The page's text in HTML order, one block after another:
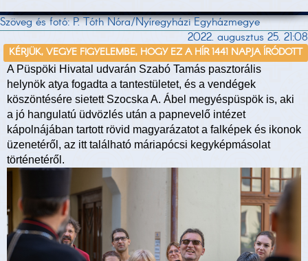
Szöveg és fotó: P. Tóth Nóra/Nyíregyházi Egyházmegye
2022. augusztus 25. 21:08
KÉRJÜK, VEGYE FIGYELEMBE, HOGY EZ A HÍR 1441 NAPJA ÍRÓDOTT
A Püspöki Hivatal udvarán Szabó Tamás pasztorális
helynök atya fogadta a tantestületet, és a vendégek
köszöntésére sietett Szocska A. Ábel megyéspüspök is, aki
a jó hangulatú üdvözlés után a papnevelő intézet
kápolnájában tartott rövid magyarázatot a falképek és ikonok
üzenetéről, az itt található máriapócsi kegyképmásolat
történetéről.